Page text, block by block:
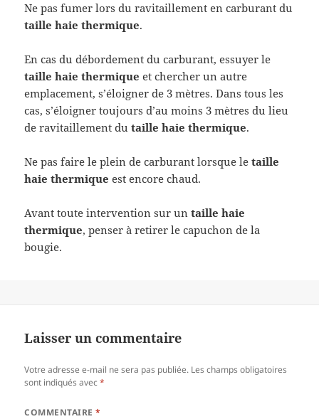
Ne pas fumer lors du ravitaillement en carburant du
taille haie thermique.
En cas du débordement du carburant, essuyer le
taille haie thermique et chercher un autre
emplacement,s’éloigner de 3 mètres. Dans tous les
cas, s’éloigner toujours d’au moins 3 mètres du lieu
de ravitaillement dutaille haie thermique.
Ne pas faire le plein de carburant lorsque letaille
haie thermique est encore chaud.
Avant toute intervention sur untaille haie
thermique, penser à retirer le capuchon de la
bougie.
Laisser un commentaire
Votre adresse e-mail ne sera pas publiée. Les champs obligatoires
sont indiqués avec*
COMMENTAIRE*